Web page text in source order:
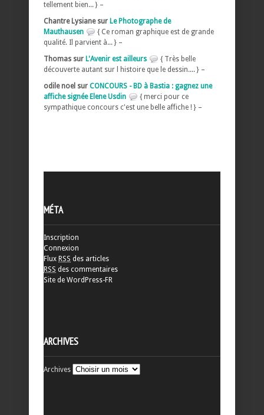
tellement bien... } –
Chantre Lysiane sur Le Photographe de
Mauthausen
{ Ce roman graphique est de grande
qualité. Il parvient à... } –
Thomas sur L'Avenir est ailleurs
{ Très belle
découverte autant sur l histoire que le dessin.... } –
odile noel sur CONCOURS - BD à Bastia : gagnez une
affiche signée Elene Usdin
{ merci pour ce
sympathique concours c'est une belle affiche ! } –
MÉTA
Inscription
Connexion
Flux RSS des articles
RSS des commentaires
Site de WordPress-FR
ARCHIVES
Archives